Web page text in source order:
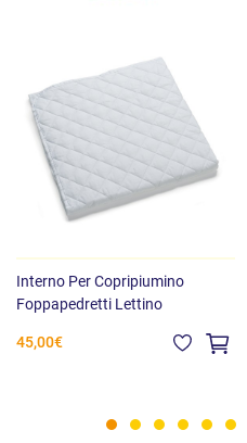
Interno Per Copripiumino
Foppapedretti Lettino
45,00€